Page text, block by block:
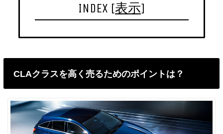
INDEX [表示]
CLAクラスを高く売るためのポイントは？